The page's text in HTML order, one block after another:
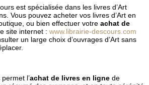
est spécialisée dans les livres d’Art
Vous pouvez acheter vos livres d’Art en
ou bien effectuer votre achat de
site internet : www.librairie-descours.com
un large choix d’ouvrages d’Art sans
l’achat de livres en ligne de